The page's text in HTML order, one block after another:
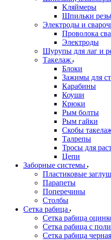
Кляймеры
Шпильки
Электроды и
Проволока
Электроды
Шурупы для лаг и
Такелаж
Блоки
Зажимы для
Карабины
Коуши
Крюки
Рым болты
Рым гайки
Скобы
Талрепы
Тросы для
Цепи
Заборные системы
Пластиковые
Парапеты
Поперечины
Столбы
Сетка рабица
Сетка рабица
Сетка рабица с
Сетка рабица черная